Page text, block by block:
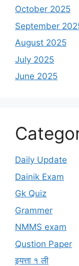
October 2025
September
August 2025
July 2025
June 2025
Daily Update
Dainik Exam
Gk Quiz
Grammer
NMMS exam
Qustion Paper
इयत्ता १ ली